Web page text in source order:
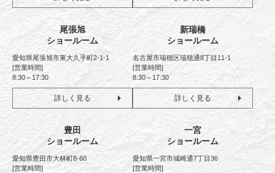
尾張旭
ショールーム
愛知県尾張旭市東大久手町2-1-1
[営業時間]
8:30～17:30
詳しく見る
新瑞橋
ショールーム
名古屋市瑞穂区瑞穂通8丁目11-1
[営業時間]
8:30～17:30
詳しく見る
豊田
ショールーム
愛知県豊田市大林町8-60
[営業時間]
一宮
ショールーム
愛知県一宮市城崎通7丁目36
[営業時間]